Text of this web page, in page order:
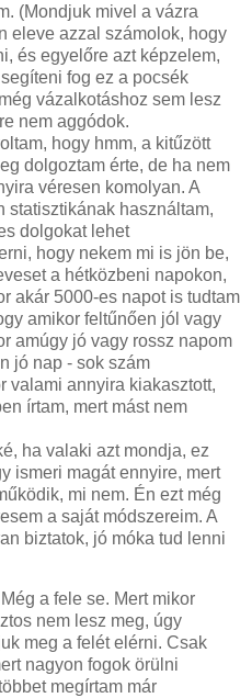
(Mondjuk mivel a vázra
eleve azzal számolok, hogy
és egyelőre azt képzelem,
fog ez a pocsék
vázalkotáshoz sem lesz
nem aggódok.
hogy hmm, a kitűzött
dolgoztam érte, de ha nem
véresen komolyan. A
statisztikának használtam,
dolgokat lehet
hogy nekem mi is jön be,
a hétközbeni napokon,
akár 5000-es napot is tudtam
amikor feltűnően jól vagy
amúgy jó vagy rossz napom
jó nap - sok szám
valami annyira kiakasztott,
írtam, mert mást nem
ha valaki azt mondja, ez
ismeri magát ennyire, mert
mi nem. Én ezt még
a saját módszereim. A
biztatok, jó móka tud lenni
a fele se. Mert mikor
nem lesz meg, úgy
meg a felét elérni. Csak
nagyon fogok örülni
megírtam már